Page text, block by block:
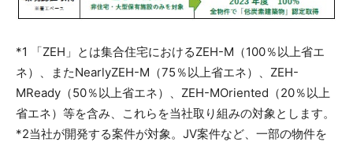
*1 「ZEH」とは集合住宅におけるZEH-M（100％以上省エ
ネ）、またNearlyZEH-M（75％以上省エネ）、ZEH-
MReady（50％以上省エネ）、ZEH-MOriented（20％以上
省エネ）等を含み、これらを当社取り組みの対象とします。
*2当社が開発する案件が対象。JV案件など、一部の物件を